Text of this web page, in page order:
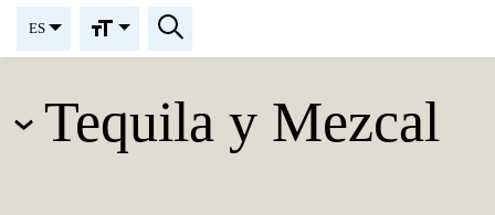
ES
Tequila y Mezcal